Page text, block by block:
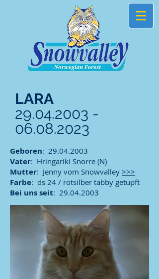
LARA
29.04.2003 -
06.08.2023
Geboren: 29.04.2003
Vater: Hringariki Snorre (N)
Mutter: Jenny vom Snowvalley >>>
Farbe: ds 24 / rotsilber tabby getupft
Bei uns seit: 29.04.2003